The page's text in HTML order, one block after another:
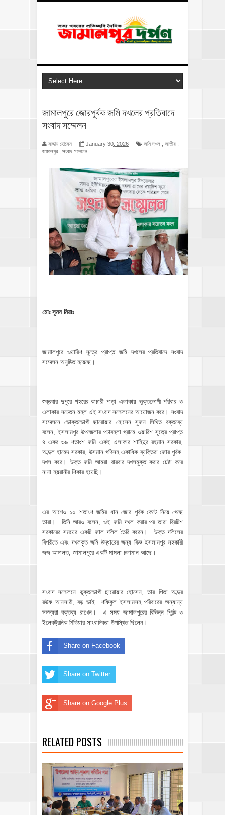
জামালপুরে জোরপূর্বক জমি দখলের প্রতিবাদে
সংবাদ সম্মেলন
সাদ্দাম হোসেন January 30, 2026 জমি দখল জাতীয়
জামালপুর
সংবাদ সম্মেলন
মোঃ সুমন মিয়াঃ
জামালপুরে ওয়ারিশ সূত্রে প্রাপ্ত জমি দখলের প্রতিবাদে সংবাদ
সম্মেলন অনুষ্ঠিত হয়েছে।
শুক্রবার দুপুরে শহরের কাচারী পাড়া এলাকায় ভুক্তভোগী পরিবার ও
এলাকার সচেতন মহল এই সংবাদ সম্মেলনের আয়োজন করে। সংবাদ
সম্মেলনে ভোক্তভোগী ছারোয়ার হোসেন সুজন লিখিত বক্তব্যে
বলেন, ইসলামপুর উপজেলার পচাবহলা গ্রামে ওয়ারিশ সূত্রে প্রাপ্ত
৪ একর ৩৯ শতাংশ জমি একই এলাকার শাহিদুর রহমান সরকার,
আব্দুল হামেদ সরকার, উসমান গণিসহ একাধিক ব্যক্তিরা জোর পুর্বক
দখল করে। উক্ত জমি আমরা বারবার দখলমুক্ত করার চেষ্টা করে
নানা হয়রানীর শিকার হয়েছি।
এর আগেও ১০ শতাংশ জমির ধান জোর পুর্বক কেটে নিয়ে গেছে
তারা। তিনি আরও বলেন, ওই জমি দখল করার পর তারা ব্রিটিশ
সরকারের সময়ের একটি জাল দলিল তৈরি করেন। উক্ত দলিলের
বিপরীতে এবং দখলকৃত জমি উদ্ধারের জন্য বিজ্ঞ ইসলামপুর সহকারী
জজ আদালত, জামালপুরে একটি মামলা চলামান আছে।
সংবাদ সম্মেলনে ভুক্তভোগী ছারোয়ার হোসেন, তার পিতা আব্দুর
রউফ আনসারী, বড় ভাই শফিকুল ইসলামসহ পরিবারের অন্যান্য
সদস্যরা বক্তব্য রাখেন। এ সময় জামালপুরের বিভিন্ন প্রিন্ট ও
ইলেকট্রনিক মিডিয়ার সাংবাদিকরা উপস্থিত ছিলেন।
Share on Facebook
Share on Twitter
Share on Google Plus
RELATED POSTS